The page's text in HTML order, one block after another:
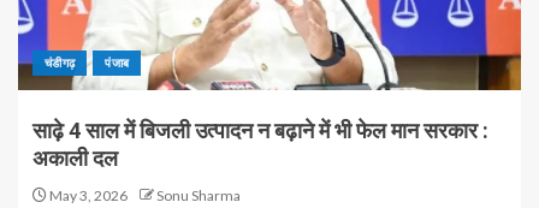
चंडीगढ़ पंजाब
साढ़े 4 साल में बिजली उत्पादन न बढ़ाने में भी फेल मान सरकार :
अकाली दल
May 3, 2026 Sonu Sharma